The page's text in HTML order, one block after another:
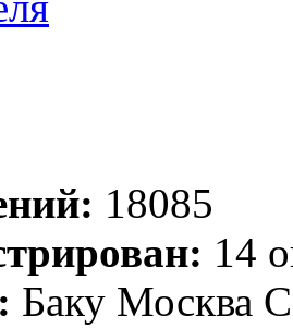
18085
14
Баку Москва